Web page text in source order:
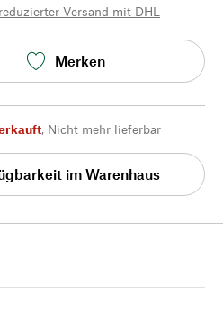
Versand mit DHL
Merken
, Nicht mehr lieferbar
im Warenhaus